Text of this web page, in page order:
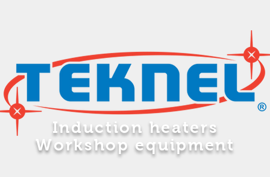
Induction heaters
Workshop equipment